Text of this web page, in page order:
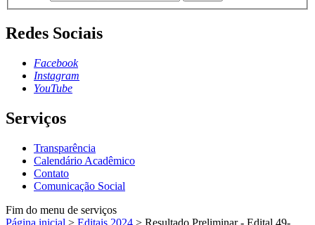
Redes Sociais
Facebook
Instagram
YouTube
Serviços
Transparência
Calendário Acadêmico
Contato
Comunicação Social
Fim do menu de serviços
Página inicial > Editais 2024 > Resultado Preliminar - Edital 49-